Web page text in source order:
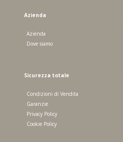
Azienda
Azienda
Dove siamo
Sicurezza totale
Condizioni di Vendita
Garanzie
Privacy Policy
Cookie Policy